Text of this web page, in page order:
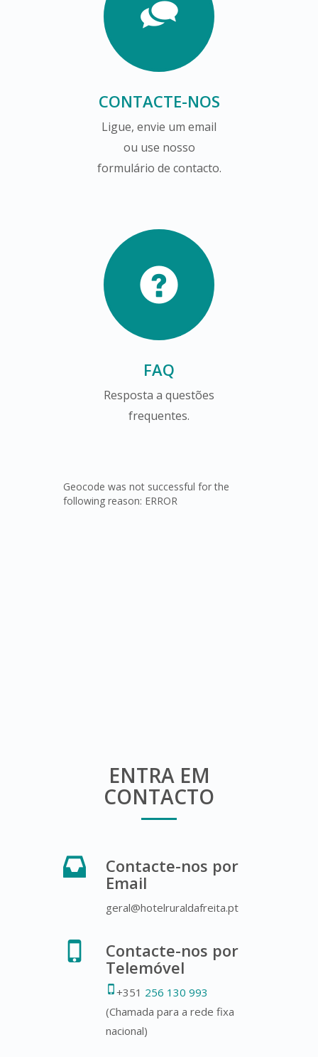
CONTACTE-NOS
Ligue, envie um email
ou use nosso
formulário de contacto.
FAQ
Resposta a questões
frequentes.
Geocode was not successful for the
following reason: ERROR
ENTRA EM
CONTACTO
Contacte-nos por
Email
geral@hotelruraldafreita.pt
Contacte-nos por
Telemóvel
+351 256 130 993
(Chamada para a rede fixa
nacional)